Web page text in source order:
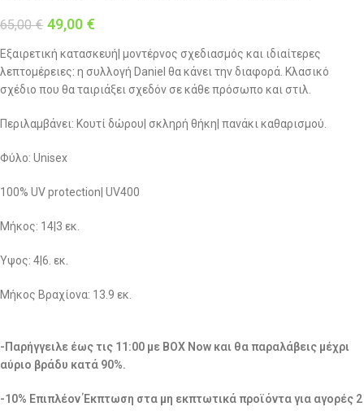
65,00€ 49,00 €
Εξαιρετική κατασκευή| μοντέρνος σχεδιασμός και ιδιαίτερες
λεπτομέρειες: η συλλογή Daniel θα κάνει την διαφορά. Κλασικό
σχέδιο που θα ταιριάξει σχεδόν σε κάθε πρόσωπο και στιλ.
Περιλαμβάνει: Κουτί δώρου| σκληρή θήκη| πανάκι καθαρισμού.
Φύλο: Unisex
100% UV protection| UV400
Μήκος: 14|3 εκ.
Ύψος: 4|6. εκ.
Μήκος Βραχίονα: 13.9 εκ.
-Παρήγγειλε έως τις 11:00 με BOX Now και θα παραλάβεις μέχρι
αύριο βράδυ κατά 90%.
-10% Επιπλέον Έκπτωση στα μη εκπτωτικά προϊόντα για αγορές 2